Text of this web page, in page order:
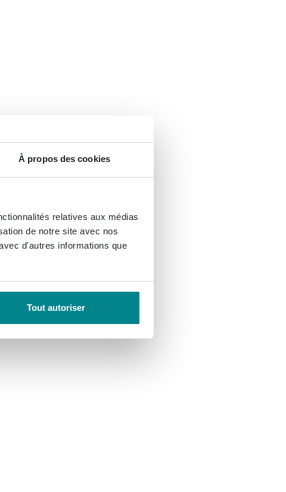
À propos des cookies
relatives aux médias
de notre site avec nos
d'autres informations que
Tout autoriser